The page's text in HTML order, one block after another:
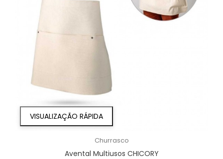
VISUALIZAÇÃO RÁPIDA
Churrasco
Avental Multiusos CHICORY